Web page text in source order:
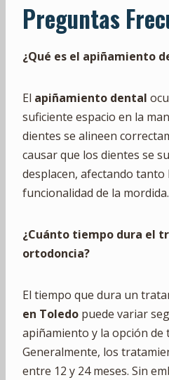
Preguntas
¿Qué es el apiñamiento
El apiñamiento dental
suficiente espacio en la
dientes se alineen
causar que los dientes se
desplacen, afectando tanto
funcionalidad de la mordida.
¿Cuánto tiempo dura el
ortodoncia?
El tiempo que dura un
en Toledo puede variar
apiñamiento y la opción de
Generalmente, los
entre 12 y 24 meses. Sin